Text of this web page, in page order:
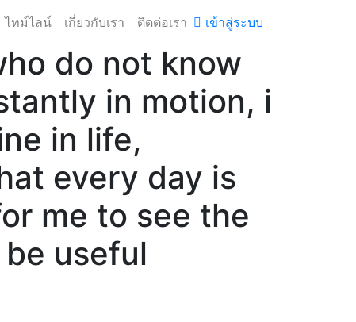
ไทม์ไลน์ เกี่ยวกับเรา ติดต่อเรา เข้าสู่ระบบ
do not know
in motion, i
in life,
every day is
me to see the
useful